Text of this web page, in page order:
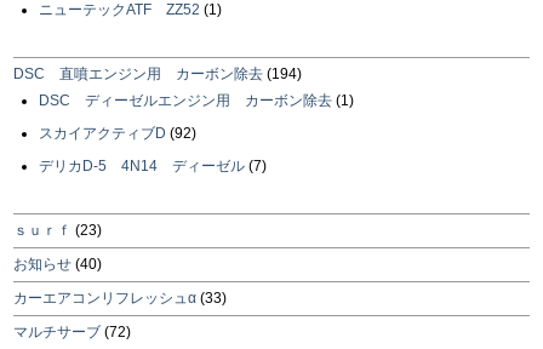
ニューテックATF ZZ52 (1)
DSC 直噴エンジン用 カーボン除去 (194)
DSC ディーゼルエンジン用 カーボン除去 (1)
スカイアクティブD (92)
デリカD-5 4N14 ディーゼル (7)
ｓｕｒｆ (23)
お知らせ (40)
カーエアコンリフレッシュα (33)
マルチサーブ (72)